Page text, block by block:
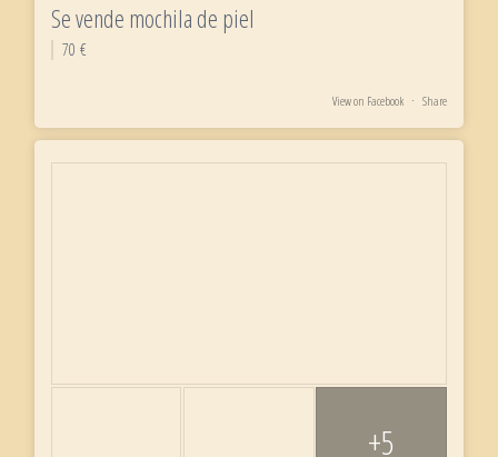
Se vende mochila de piel
70 €
View on Facebook · Share
+5